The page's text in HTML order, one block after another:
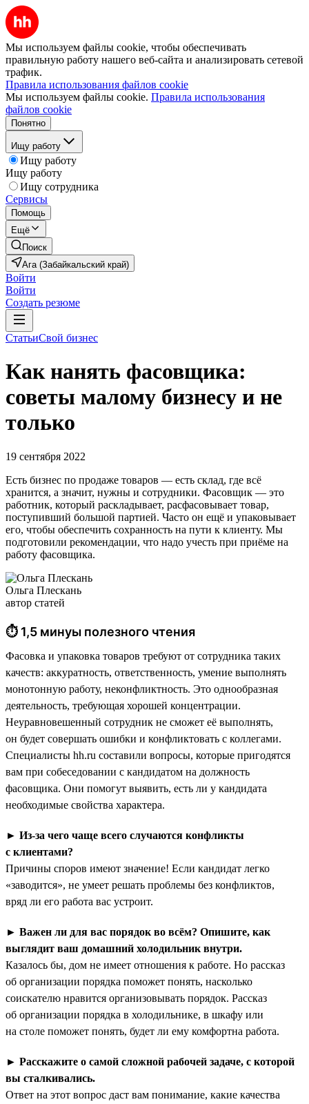
Мы используем файлы cookie, чтобы обеспечивать
правильную работу нашего веб-сайта и анализировать сетевой
трафик.
Правила использования файлов cookie
Мы используем файлы cookie. Правила использования
файлов cookie
Понятно
Ищу работу
Ищу работу
Ищу работу
Ищу сотрудника
Сервисы
Помощь
Ещё
Поиск
Ага (Забайкальский край)
Войти
Войти
Создать резюме
СтатьиСвой бизнес
Как нанять фасовщика:
советы малому бизнесу и не
только
19 сентября 2022
Есть бизнес по продаже товаров — есть склад, где всё
хранится, а значит, нужны и сотрудники. Фасовщик — это
работник, который раскладывает, расфасовывает товар,
поступивший большой партией. Часто он ещё и упаковывает
его, чтобы обеспечить сохранность на пути к клиенту. Мы
подготовили рекомендации, что надо учесть при приёме на
работу фасовщика.
Ольга Плескань
автор статей
⏱ 1,5 минуы полезного чтения
Фасовка и упаковка товаров требуют от сотрудника таких
качеств: аккуратность, ответственность, умение выполнять
монотонную работу, неконфликтность. Это однообразная
деятельность, требующая хорошей концентрации.
Неуравновешенный сотрудник не сможет её выполнять,
он будет совершать ошибки и конфликтовать с коллегами.
Специалисты hh.ru составили вопросы, которые пригодятся
вам при собеседовании с кандидатом на должность
фасовщика. Они помогут выявить, есть ли у кандидата
необходимые свойства характера.
► Из-за чего чаще всего случаются конфликты
с клиентами?
Причины споров имеют значение! Если кандидат легко
«заводится», не умеет решать проблемы без конфликтов,
вряд ли его работа вас устроит.
► Важен ли для вас порядок во всём? Опишите, как
выглядит ваш домашний холодильник внутри.
Казалось бы, дом не имеет отношения к работе. Но рассказ
об организации порядка поможет понять, насколько
соискателю нравится организовывать порядок. Рассказ
об организации порядка в холодильнике, в шкафу или
на столе поможет понять, будет ли ему комфортна работа.
► Расскажите о самой сложной рабочей задаче, с которой
вы сталкивались.
Ответ на этот вопрос даст вам понимание, какие качества